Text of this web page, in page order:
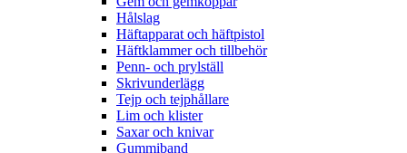
Hålslag
Häftapparat och häftpistol
Häftklammer och tillbehör
Penn- och prylställ
Skrivunderlägg
Tejp och tejphållare
Lim och klister
Saxar och knivar
Gummiband